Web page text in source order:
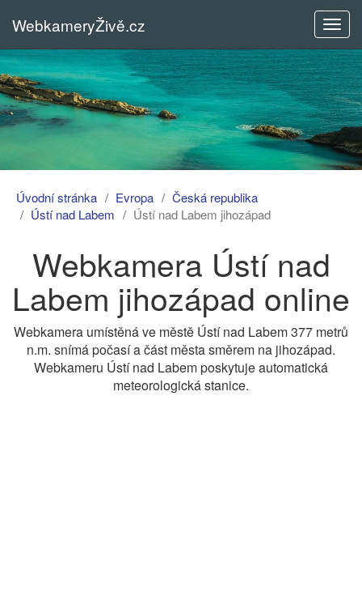
menu
WebkameryŽivě.cz
Úvodní stránka Evropa
Česká republika
Ústí nad Labem
Ústí nad Labem jihozápad
Webkamera Ústí nad
Labem jihozápad online
Webkamera umístěná ve městě Ústí nad Labem 377 metrů
n.m. snímá počasí a část města směrem na jihozápad.
Webkameru Ústí nad Labem poskytuje automatická
meteorologická stanice.